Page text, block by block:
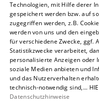
Unternehmen
Kontakt
Technologien, mit Hilfe derer
gespeichert werden bzw. auf
zugegriffen werden, z.B.
werden von uns und den
für verschiedene Zwecke, ggf.
Statistikzwecke verarbeitet,
personalisierte Anzeigen oder
soziale Medien anbieten und
und das Nutzerverhalten
technisch-notwendig sind,...
Datenschutzhinweise